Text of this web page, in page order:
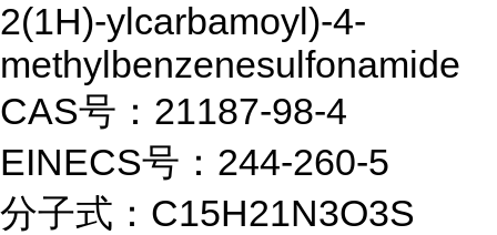
2(1H)-ylcarbamoyl)-4-
methylbenzenesulfonamide
CAS号：21187-98-4
EINECS号：244-260-5
分子式：C15H21N3O3S